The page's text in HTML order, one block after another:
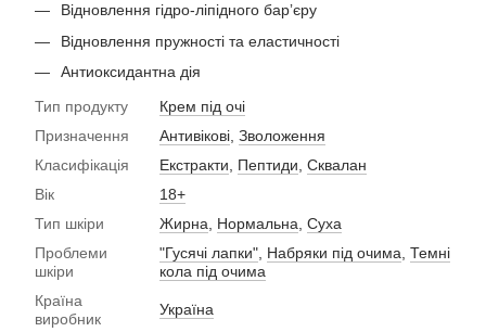
Відновлення гідро-ліпідного барʼєру
Відновлення пружності та еластичності
Антиоксидантна дія
Тип продукту
Крем під очі
Призначення
Антивікові Зволоження
Класифікація
Екстракти Пептиди Сквалан
Вік
18+
Тип шкіри
Жирна Нормальна Суха
Проблеми
шкіри
"Гусячі лапки" Набряки під очима Темні
кола під очима
Країна
виробник
Україна